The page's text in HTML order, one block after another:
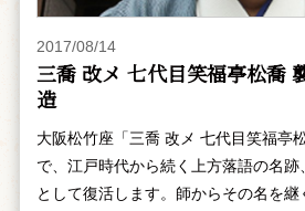
2017/08/14
三喬 改メ 七代目笑福亭松喬
造
大阪松竹座「三喬 改メ 七代目笑福亭
で、江戸時代から続く上方落語の名跡
として復活します。師からその名を